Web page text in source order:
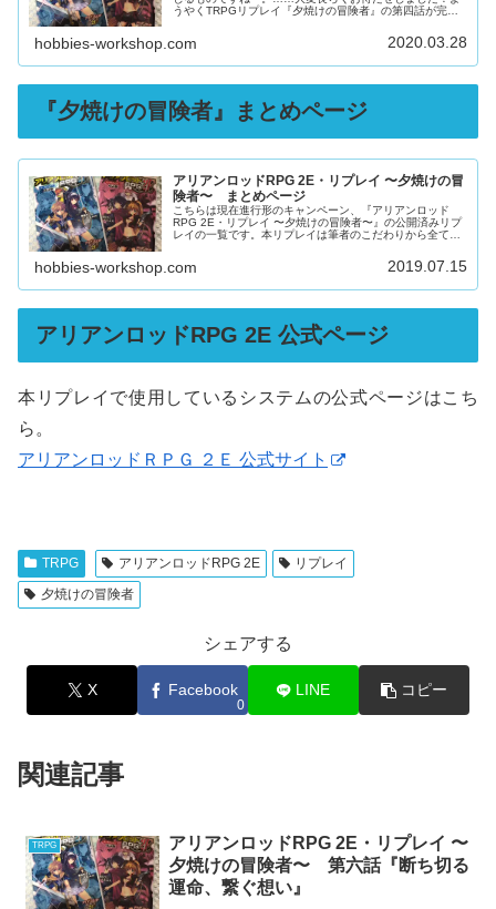
うやくTRPGリプレイ『夕焼けの冒険者』の第四話が完成
hobbies-workshop.com 2020.03.28
『夕焼けの冒険者』まとめページ
アリアンロッドRPG 2E・リプレイ 〜夕焼けの冒
険者〜 まとめページ
こちらは現在進行形のキャンペーン、『アリアンロッド
RPG 2E・リプレイ 〜夕焼けの冒険者〜』の公開済みリプ
レイの一覧です。本リプレイは筆者のこだわりから全て
hobbies-workshop.com 2019.07.15
アリアンロッドRPG 2E 公式ページ
本リプレイで使用しているシステムの公式ページはこち
ら。
アリアンロッドＲＰＧ ２Ｅ 公式サイト
TRPG アリアンロッドRPG 2E
リプレイ
夕焼けの冒険者
シェアする
X Facebook
0
LINE コピー
関連記事
TRPG
アリアンロッドRPG 2E・リプレイ 〜
夕焼けの冒険者〜 第六話『断ち切る
運命、繋ぐ想い』